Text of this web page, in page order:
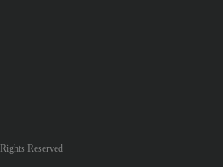
Reserved